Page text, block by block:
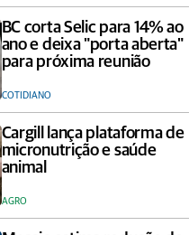
BC corta Selic para 14% ao
ano e deixa "porta aberta"
para próxima reunião
COTIDIANO
Cargill lança plataforma de
micronutrição e saúde
animal
AGRO